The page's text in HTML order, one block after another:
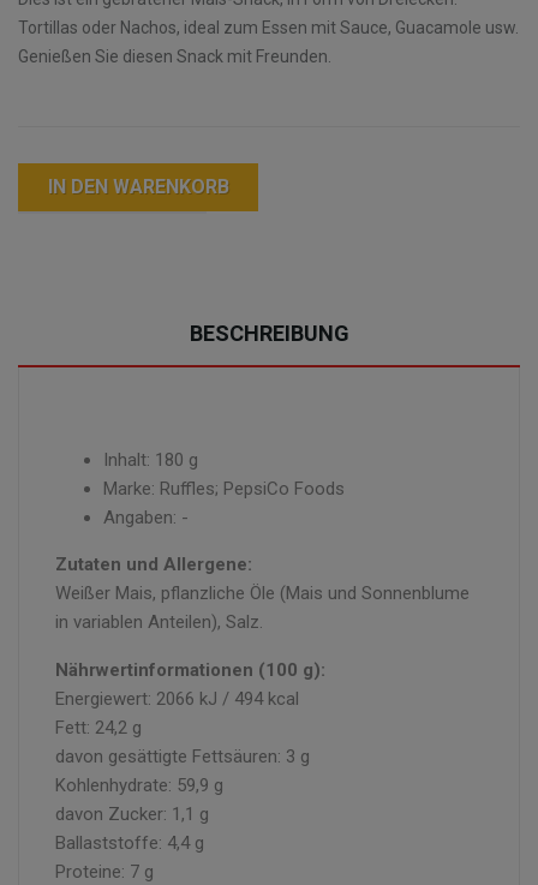
Tortillas oder Nachos, ideal zum Essen mit Sauce, Guacamole usw.
Genießen Sie diesen Snack mit Freunden.
IN DEN WARENKORB
BESCHREIBUNG
Inhalt: 180 g
Marke: Ruffles; PepsiCo Foods
Angaben: -
Zutaten und Allergene:
Weißer Mais, pflanzliche Öle (Mais und Sonnenblume
in variablen Anteilen), Salz.
Nährwertinformationen (100 g):
Energiewert: 2066 kJ / 494 kcal
Fett: 24,2 g
davon gesättigte Fettsäuren: 3 g
Kohlenhydrate: 59,9 g
davon Zucker: 1,1 g
Ballaststoffe: 4,4 g
Proteine: 7 g